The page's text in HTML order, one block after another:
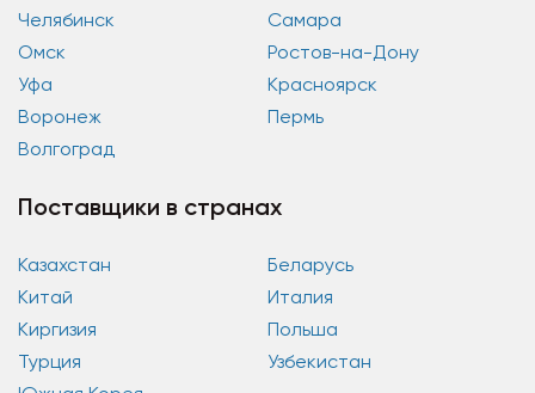
Челябинск
Самара
Омск
Ростов-на-Дону
Уфа
Красноярск
Воронеж
Пермь
Волгоград
Поставщики в странах
Казахстан
Беларусь
Китай
Италия
Киргизия
Польша
Турция
Узбекистан